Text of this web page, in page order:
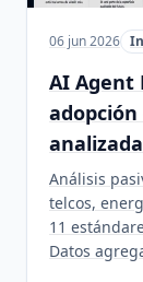
06 jun 2026
AI Agent
Análisis
telcos,
11
Datos